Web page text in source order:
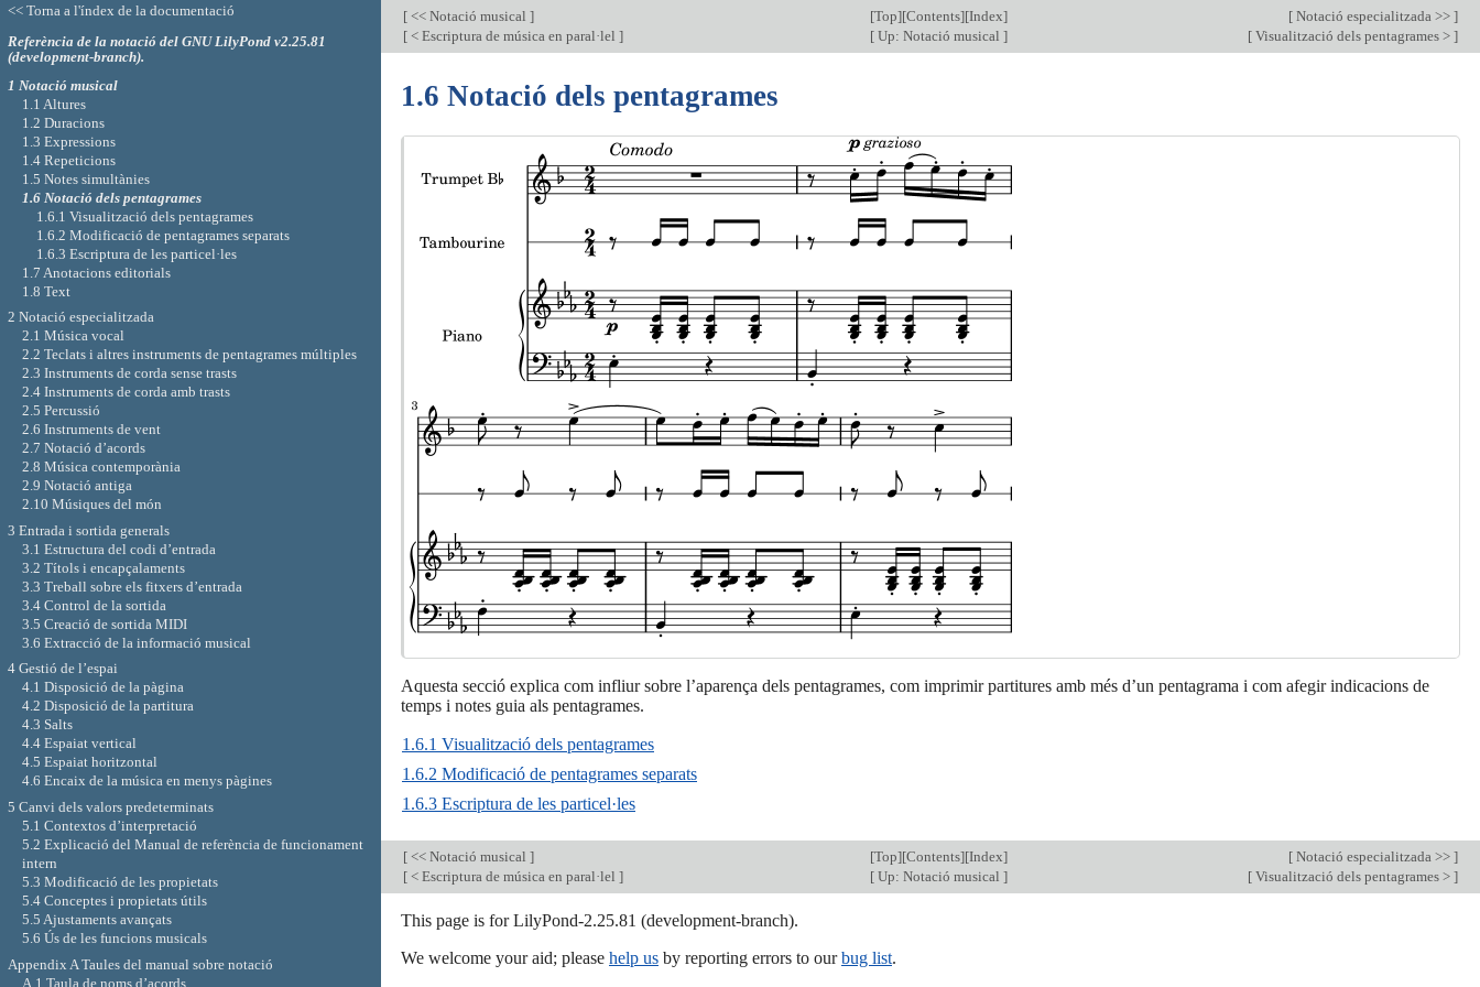
[ << Notació musical ] [Top][Contents][Index] [ Notació especialitzada >> ]
[ < Escriptura de música en paral·lel ] [ Up: Notació musical ] [ Visualització dels pentagrames > ]
1.6 Notació dels pentagrames
Aquesta secció explica com infliur sobre l’aparença dels pentagrames, com imprimir partitures amb més d’un pentagrama i com afegir indicacions de
temps i notes guia als pentagrames.
1.6.1 Visualització dels pentagrames
1.6.2 Modificació de pentagrames separats
1.6.3 Escriptura de les particel·les
[ << Notació musical ] [Top][Contents][Index] [ Notació especialitzada >> ]
[ < Escriptura de música en paral·lel ] [ Up: Notació musical ] [ Visualització dels pentagrames > ]
This page is for LilyPond-2.25.81 (development-branch).
We welcome your aid; please help us by reporting errors to ourbug list.
<< Torna a l'índex de la documentació
Referència de la notació del GNU LilyPond v2.25.81
(development-branch).
1 Notació musical
1.1 Altures
1.2 Duracions
1.3 Expressions
1.4 Repeticions
1.5 Notes simultànies
1.6 Notació dels pentagrames
1.6.1 Visualització dels pentagrames
1.6.2 Modificació de pentagrames separats
1.6.3 Escriptura de les particel·les
1.7 Anotacions editorials
1.8 Text
2 Notació especialitzada
2.1 Música vocal
2.2 Teclats i altres instruments de pentagrames múltiples
2.3 Instruments de corda sense trasts
2.4 Instruments de corda amb trasts
2.5 Percussió
2.6 Instruments de vent
2.7 Notació d’acords
2.8 Música contemporània
2.9 Notació antiga
2.10 Músiques del món
3 Entrada i sortida generals
3.1 Estructura del codi d’entrada
3.2 Títols i encapçalaments
3.3 Treball sobre els fitxers d’entrada
3.4 Control de la sortida
3.5 Creació de sortida MIDI
3.6 Extracció de la informació musical
4 Gestió de l’espai
4.1 Disposició de la pàgina
4.2 Disposició de la partitura
4.3 Salts
4.4 Espaiat vertical
4.5 Espaiat horitzontal
4.6 Encaix de la música en menys pàgines
5 Canvi dels valors predeterminats
5.1 Contextos d’interpretació
5.2 Explicació del Manual de referència de funcionament
intern
5.3 Modificació de les propietats
5.4 Conceptes i propietats útils
5.5 Ajustaments avançats
5.6 Ús de les funcions musicals
Appendix A Taules del manual sobre notació
A.1 Taula de noms d’acords